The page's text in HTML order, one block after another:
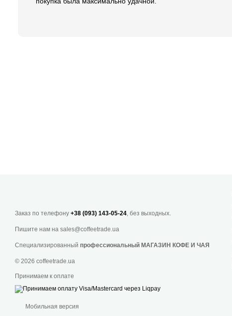
Заказ по телефону +38 (093) 143-05-24, без выходных.
Пишите нам на sales@coffeetrade.ua
Специализированный профессиональный МАГАЗИН КОФЕ И ЧАЯ
© 2026 coffeetrade.ua
Принимаем к оплате
Мобильная версия